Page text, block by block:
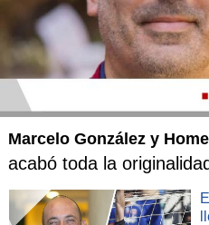
Marcelo González y
acabó toda la